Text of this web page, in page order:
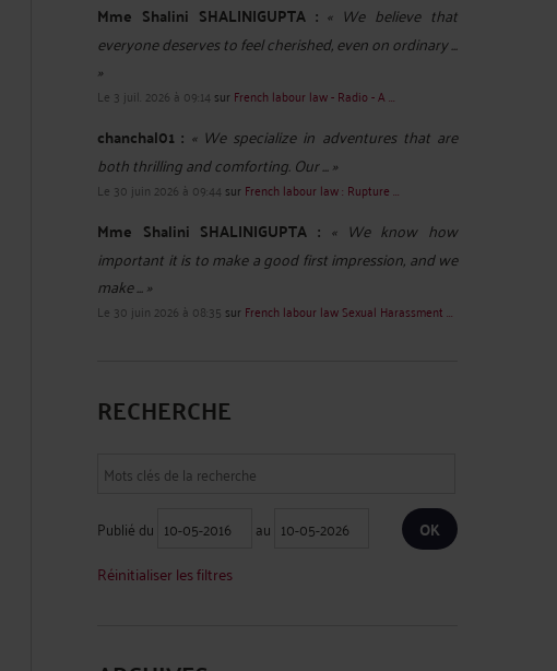
Mme Shalini SHALINIGUPTA : « We believe that
everyone deserves to feel cherished, even on ordinary ...
»
Le 3 juil. 2026 à 09:14 sur French labour law - Radio - A ...
chanchal01 : « We specialize in adventures that are
both thrilling and comforting. Our ... »
Le 30 juin 2026 à 09:44 sur French labour law : Rupture ...
Mme Shalini SHALINIGUPTA : « We know how
important it is to make a good first impression, and we
make ... »
Le 30 juin 2026 à 08:35 sur French labour law Sexual Harassment ...
RECHERCHE
Publié du
au
Réinitialiser les filtres